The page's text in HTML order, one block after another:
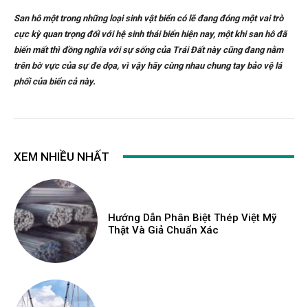
San hô một trong những loại sinh vật biển có lẽ đang đóng một vai trò
cực kỳ quan trọng đối với hệ sinh thái biển hiện nay, một khi san hô đã
biến mất thì đồng nghĩa với sự sống của Trái Đất này cũng đang nằm
trên bờ vực của sự đe dọa, vì vậy hãy cùng nhau chung tay bảo vệ lá
phổi của biển cả này.
XEM NHIỀU NHẤT
Hướng Dẫn Phân Biệt Thép Việt Mỹ
Thật Và Giả Chuẩn Xác